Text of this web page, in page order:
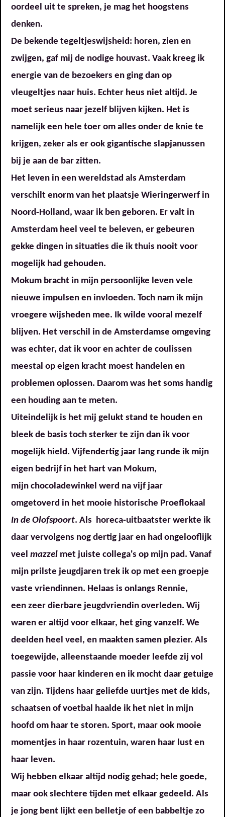
oordeel uit te spreken, je mag het hoogstens
denken.
De bekende tegeltjeswijsheid: horen, zien en
zwijgen, gaf mij de nodige houvast. Vaak kreeg ik
energie van de bezoekers en ging dan op
vleugeltjes naar huis. Echter heus niet altijd. Je
moet serieus naar jezelf blijven kijken. Het is
namelijk een hele toer om alles onder de knie te
krijgen, zeker als er ook gigantische slapjanussen
bij je aan de bar zitten.
Het leven in een wereldstad als Amsterdam
verschilt enorm van het plaatsje Wieringerwerf in
Noord-Holland, waar ik ben geboren. Er valt in
Amsterdam heel veel te beleven, er gebeuren
gekke dingen in situaties die ik thuis nooit voor
mogelijk had gehouden.
Mokum bracht in mijn persoonlijke leven vele
nieuwe impulsen en invloeden. Toch nam ik mijn
vroegere wijsheden mee. Ik wilde vooral mezelf
blijven. Het verschil in de Amsterdamse omgeving
was echter, dat ik voor en achter de coulissen
meestal op eigen kracht moest handelen en
problemen oplossen. Daarom was het soms handig
een houding aan te meten.
Uiteindelijk is het mij gelukt stand te houden en
bleek de basis toch sterker te zijn dan ik voor
mogelijk hield. Vijfendertig jaar lang runde ik mijn
eigen bedrijf in het hart van Mokum,
mijn chocoladewinkel werd na vijf jaar
omgetoverd in het mooie historische Proeflokaal
In de Olofspoort. Als horeca-uitbaatster werkte ik
daar vervolgens nog dertig jaar en had ongelooflijk
veel mazzel met juiste collega's op mijn pad. Vanaf
mijn prilste jeugdjaren trek ik op met een groepje
vaste vriendinnen. Helaas is onlangs Rennie,
een zeer dierbare jeugdvriendin overleden. Wij
waren er altijd voor elkaar, het ging vanzelf. We
deelden heel veel, en maakten samen plezier. Als
toegewijde, alleenstaande moeder leefde zij vol
passie voor haar kinderen en ik mocht daar getuige
van zijn. Tijdens haar geliefde uurtjes met de kids,
schaatsen of voetbal haalde ik het niet in mijn
hoofd om haar te storen. Sport, maar ook mooie
momentjes in haar rozentuin, waren haar lust en
haar leven.
Wij hebben elkaar altijd nodig gehad; hele goede,
maar ook slechtere tijden met elkaar gedeeld. Als
je jong bent lijkt een belletje of een babbeltje zo